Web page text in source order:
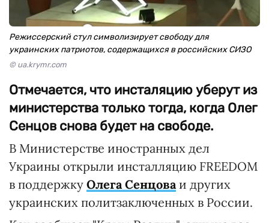
Режиссерский стул символизирует свободу для
украинских патриотов, содержащихся в российских СИЗО
© ua.krymr.com
Отмечается, что инсталяцию уберут из
министерства только тогда, когда Олег
Сенцов снова будет на свободе.
В Министерстве иностранных дел
Украины открыли инсталляцию FREEDOM
в поддержку Олега Сенцоваи других
украинских политзаключенных в России.